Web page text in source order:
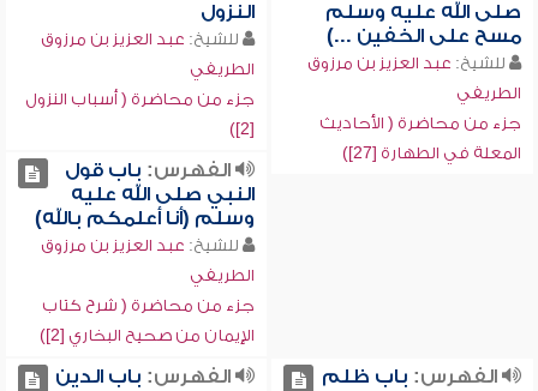
صلى الله عليه وسلم
مسح على الخفين ...)
للشيخ: عبد العزيز بن مرزوق
الطريفي
جزء من محاضرة ( الأحاديث
المعلة في الطهارة [27])
النزول
للشيخ: عبد العزيز بن مرزوق
الطريفي
جزء من محاضرة ( أسباب النزول
[2])
الفهرس: باب قول
النبي صلى الله عليه
وسلم (أنا أعلمكم بالله)
للشيخ: عبد العزيز بن مرزوق
الطريفي
جزء من محاضرة ( شرح كتاب
الإيمان من صحيح البخاري [2])
الفهرس: باب ظلم
الفهرس: باب الدين